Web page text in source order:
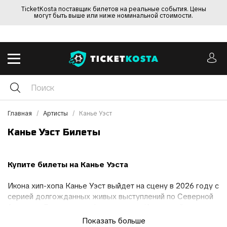
TicketKosta поставщик билетов на реальные события. Цены
могут быть выше или ниже номинальной стоимости.
Главная Артисты Канье Уэст
Канье Уэст Билеты
Купите билеты на Канье Уэста
Икона хип-хопа Канье Уэст выйдет на сцену в 2026 году с
серией долгожданных живых выступлений по Северной
звучанием, которое изменило современный хип-хоп,
Показать больше